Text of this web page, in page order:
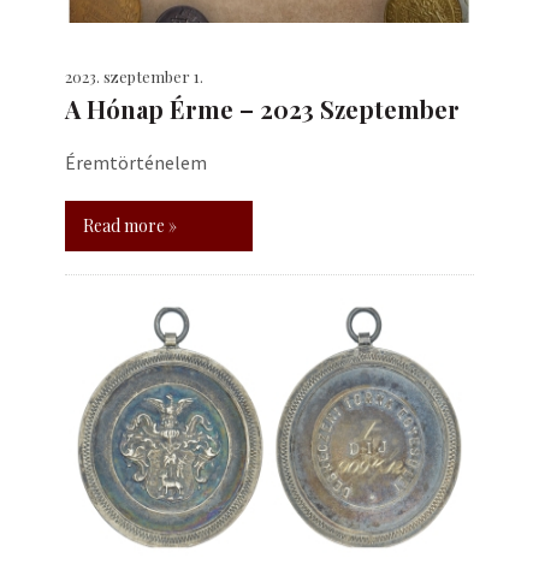
2023. szeptember 1.
A Hónap Érme – 2023 Szeptember
Éremtörténelem
Read more »